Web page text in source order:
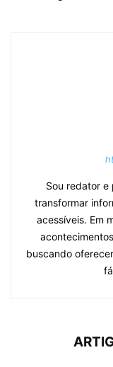
Sou redator
transformar
acessíveis. Em
buscando